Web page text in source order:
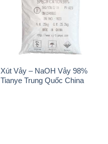
Xút Vảy – NaOH Vảy 98%
Tianye Trung Quốc China